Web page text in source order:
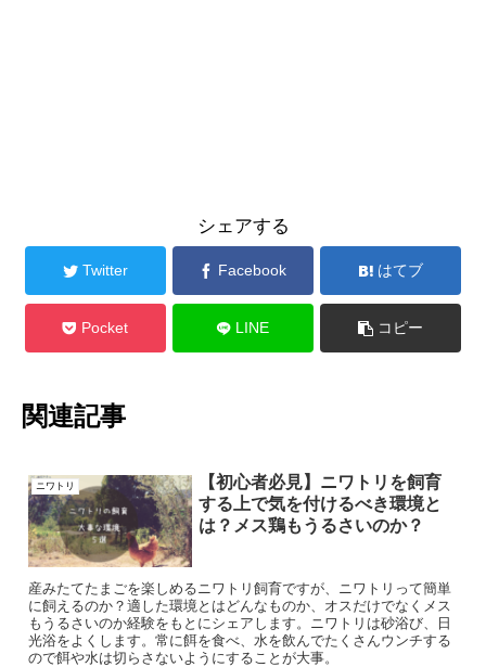
シェアする
Twitter Facebook はてブ
Pocket LINE コピー
関連記事
ニワトリ
【初心者必見】ニワトリを飼育
する上で気を付けるべき環境と
は？メス鶏もうるさいのか？
産みたてたまごを楽しめるニワトリ飼育ですが、ニワトリって簡単
に飼えるのか？適した環境とはどんなものか、オスだけでなくメス
もうるさいのか経験をもとにシェアします。ニワトリは砂浴び、日
光浴をよくします。常に餌を食べ、水を飲んでたくさんウンチする
ので餌や水は切らさないようにすることが大事。